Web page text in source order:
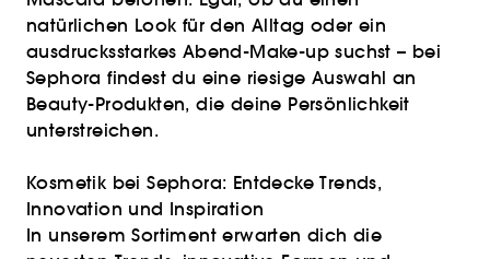
natürlichen Look für den Alltag oder ein
ausdrucksstarkes Abend-Make-up suchst – bei
Sephora findest du eine riesige Auswahl an
Beauty-Produkten, die deine Persönlichkeit
unterstreichen.
Kosmetik bei Sephora: Entdecke Trends,
Innovation und Inspiration
In unserem Sortiment erwarten dich die